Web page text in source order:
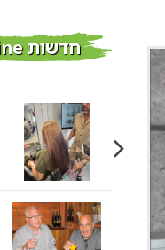
חדשות Headline